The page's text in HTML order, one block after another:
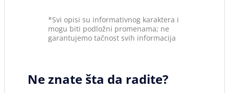
*Svi opisi su informativnog karaktera i
mogu biti podložni promenama; ne
garantujemo tačnost svih informacija
Ne znate šta da radite?